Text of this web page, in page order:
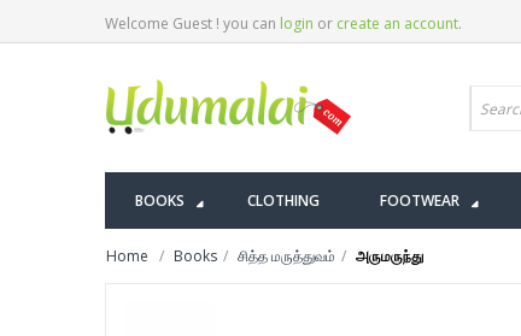
Welcome Guest ! you can login or create an account.
BOOKS CLOTHING FOOTWEAR
Home Books சித்த மருத்துவம் அருமருந்து